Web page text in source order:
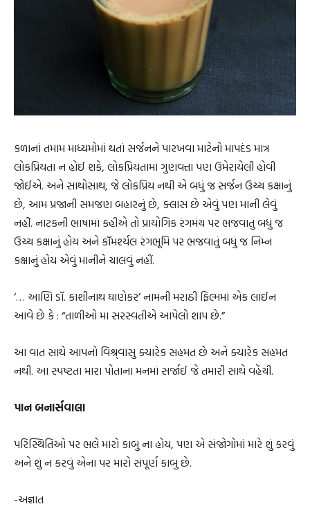
કળાનાં તમામ માધ્યમોમાં થતાં સર્જનને પારખવા માટેનો માપદંડ માત્ર
લોકપ્રિયતા ન હોઈ શકે, લોકપ્રિયતામાં ગુણવત્તા પણ ઉમેરાયેલી હોવી
જોઈએ. અને સાથોસાથ, જે લોકપ્રિય નથી એ બધું જ સર્જન ઉચ્ચ કક્ષાનું
છે, આમ પ્રજાની સમજણ બહારનું છે, ક્લાસ છે એવું પણ માની લેવું
નહીં. નાટકની ભાષામાં કહીએ તો પ્રાયોગિક રંગમંચ પર ભજવાતું બધું જ
ઉચ્ચ કક્ષાનું હોય અને કૉમર્શ્યલ રંગભૂમિ પર ભજવાતું બધું જ નિમ્ન
કક્ષાનું હોય એવું માનીને ચાલવું નહીં.
‘… આણિ ડૉ. કાશીનાથ ઘાણેકર’ નામની મરાઠી ફિલ્મમાં એક લાઈન
આવે છે કે : “તાળીઓ મા સરસ્વતીએ આપેલો શાપ છે.”
આ વાત સાથે આપનો વિશ્ર્વાસુ ક્યારેક સહમત છે અને ક્યારેક સહમત
નથી. આ સ્પષ્ટતા મારા પોતાના મનમાં સર્જાઈ જે તમારી સાથે વહેંચી.
પાન બનાર્સવાલા
પરિસ્થિતિઓ પર ભલે મારો કાબુ ના હોય, પણ એ સંજોગોમાં મારે શું કરવું
અને શું ન કરવું એના પર મારો સંપૂર્ણ કાબુ છે.
-અજ્ઞાત